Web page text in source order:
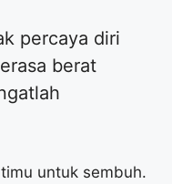
percaya diri
berat
untuk sembuh.